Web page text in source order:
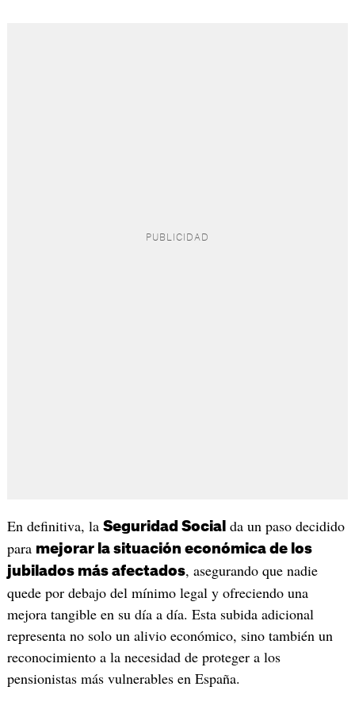
En definitiva, la Seguridad Social da un paso decidido
para mejorar la situación económica de los
jubilados más afectados, asegurando que nadie
quede por debajo del mínimo legal y ofreciendo una
mejora tangible en su día a día. Esta subida adicional
representa no solo un alivio económico, sino también un
reconocimiento a la necesidad de proteger a los
pensionistas más vulnerables en España.